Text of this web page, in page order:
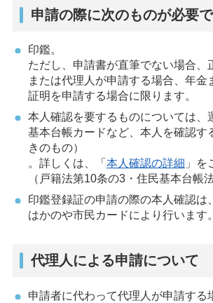
申請の際に次のものが必要
印鑑。
ただし、申請書が直筆でない場合、
または代理人が申請する場合、年金
証明を申請する場合に限ります。
本人確認を要するものについては、
基本台帳カードなど、本人を確認す
きのもの）
。詳しくは、「 本人確認の詳細 」を
（戸籍法第10条の3・住民基本台帳
印鑑登録証の申請の際の本人確認は
はかのや市民カードにより行います。
代理人による申請について
申請者に代わって代理人が申請する